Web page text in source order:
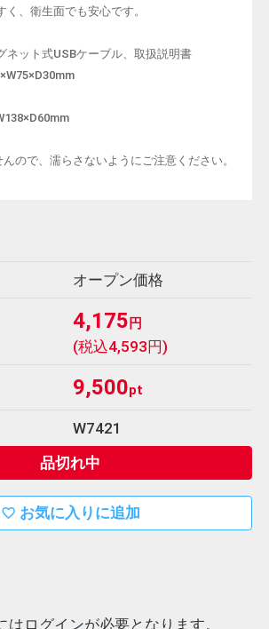
、衛生面でも安心です。
ネット式USBケーブル、取扱説明書
ので、濡らさないようにご注意ください。
オープン価格
4,175 円
(税込4,593円)
9,500pt
W7421
品切れ中
favorite_border お気に入りに追加
はログインが必要となります。